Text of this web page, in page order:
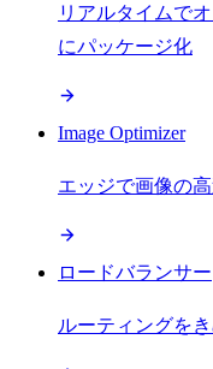
リアルタイムで
にパッケージ化
Image Optimizer
エッジで画像の
ロードバランサー
ルーティングを